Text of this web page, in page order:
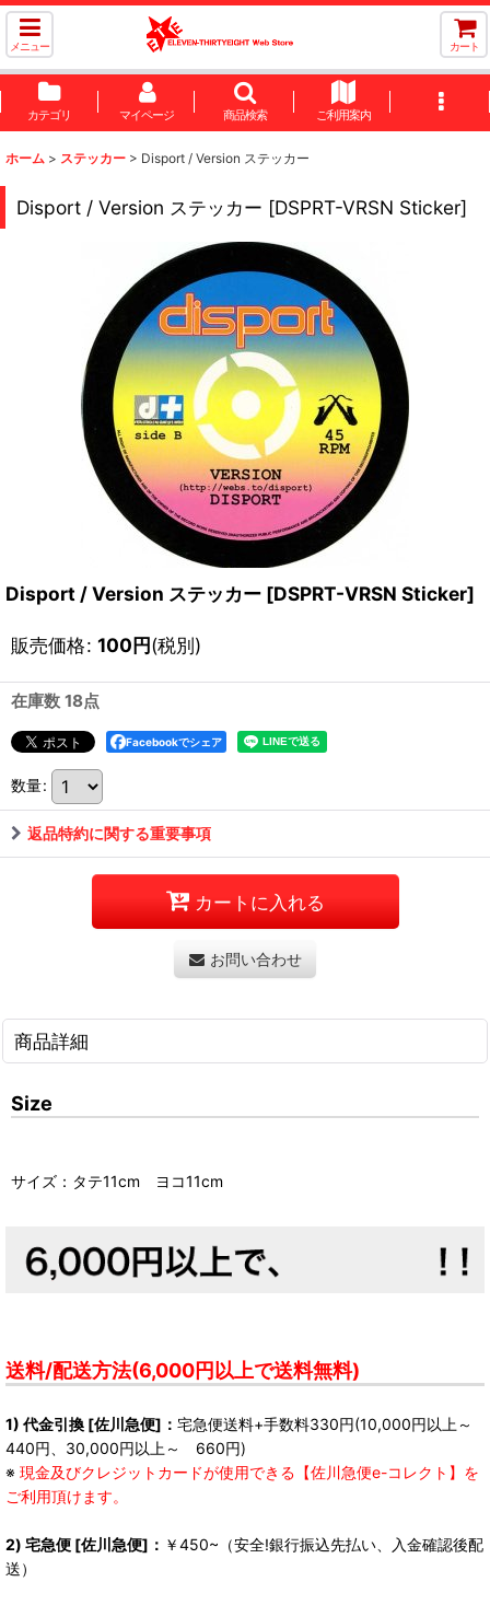
メニュー カート
カテゴリ マイページ 商品検索 ご利用案内
ホーム > ステッカー > Disport / Version ステッカー
Disport / Version ステッカー [DSPRT-VRSN Sticker]
Disport / Version ステッカー [DSPRT-VRSN Sticker]
販売価格: 100円(税別)
在庫数 18点
Facebookでシェア
数量:
返品特約に関する重要事項
カートに入れる
お問い合わせ
商品詳細
Size
サイズ：タテ11cm ヨコ11cm
送料/配送方法(6,000円以上で送料無料)
1) 代金引換 [佐川急便]： 宅急便送料+手数料330円(10,000円以上～
440円、30,000円以上～ 660円)
※ 現金及びクレジットカードが使用できる【佐川急便e-コレクト】を
ご利用頂けます。
2) 宅急便 [佐川急便]： ￥450~（安全!銀行振込先払い、入金確認後配
送）